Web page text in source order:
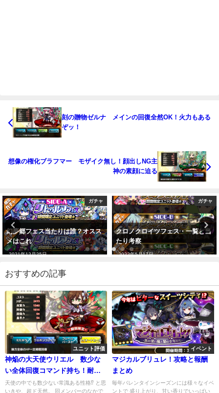
刻の贈物ゼルナ メインの回復全然OK！火力もある
ぞッ！
想像の権化ブラフマー モザイク無し！顔出しNG主
神の素顔に迫る
ガチャ
幻夢郷フェス当たりは誰？オスス
メはこれ
2021年12月25日
ガチャ
クロノクロイツフェス・一覧と当
たり考察
2022年5月17日
おすすめの記事
ユニット評価
神焔の大天使ウリエル 数少な
い全体回復コマンド持ち！耐久
もgood！
天使の中でも数少ない常識ある性格⁉ と思
いきや、超ド天然。 同メンバーのなかで
イベント
マジカルブリュレ！攻略と報酬
まとめ
毎年バレンタインシーズンには様々なイベ
ントで 盛り上がり、甘い香りでいっぱい